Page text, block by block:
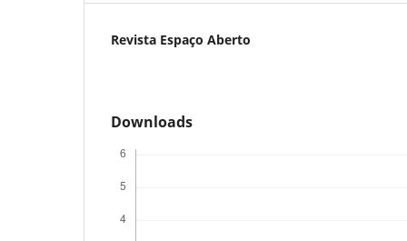
Revista Espaço Aberto
Downloads